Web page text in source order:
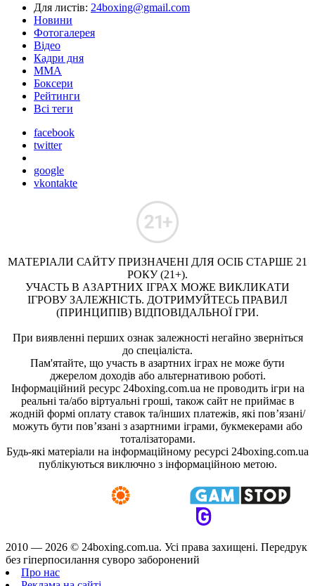
Для листів: 24boxing@gmail.com
Новини
Фотогалерея
Відео
Кадри дня
ММА
Боксери
Рейтинги
Всі теги
facebook
twitter
google
vkontakte
МАТЕРІАЛИ САЙТУ ПРИЗНАЧЕНІ ДЛЯ ОСІБ СТАРШЕ 21
РОКУ (21+).
УЧАСТЬ В АЗАРТНИХ ІГРАХ МОЖЕ ВИКЛИКАТИ
ІГРОВУ ЗАЛЕЖНІСТЬ. ДОТРИМУЙТЕСЬ ПРАВИЛ
(ПРИНЦИПІВ) ВІДПОВІДАЛЬНОЇ ГРИ.
При виявленні перших ознак залежності негайно зверніться
до спеціаліста.
Пам'ятайте, що участь в азартних іграх не може бути
джерелом доходів або альтернативою роботі.
Інформаційний ресурс 24boxing.com.ua не проводить ігри на
реальні та/або віртуальні гроші, також сайт не приймає в
жодній формі оплату ставок та/інших платежів, які пов’язані/
можуть бути пов’язані з азартними іграми, букмекерами або
тоталізаторами.
Будь-які матеріали на інформаційному ресурсі 24boxing.com.ua
публікуються виключно з інформаційною метою.
2010 — 2026 © 24boxing.com.ua. Усi права захищенi. Передрук
без гіперпосилання суворо заборонений
Про нас